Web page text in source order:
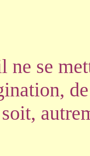
ne se